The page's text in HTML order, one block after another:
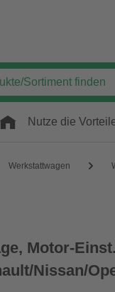
Nutze die
Werkstattwagen
Motor-
Nissan/